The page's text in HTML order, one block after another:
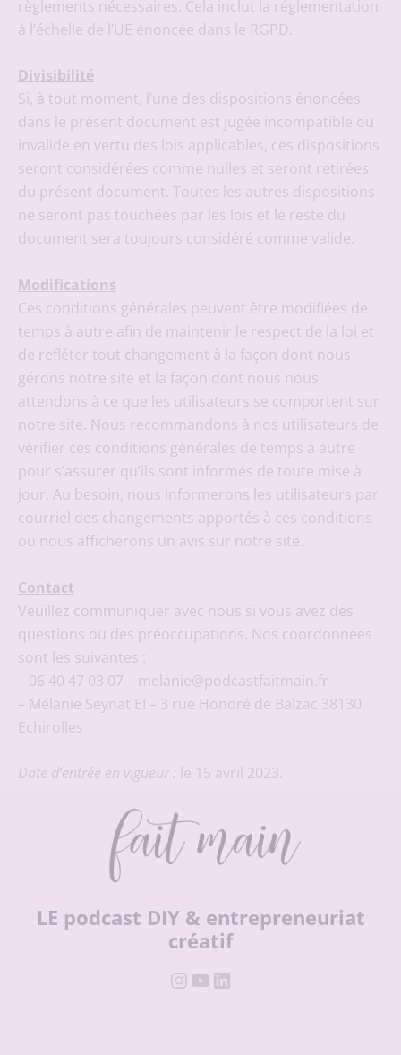
règlements nécessaires. Cela inclut la réglementation
à l’échelle de l’UE énoncée dans le RGPD.
Divisibilité
Si, à tout moment, l’une des dispositions énoncées
dans le présent document est jugée incompatible ou
invalide en vertu des lois applicables, ces dispositions
seront considérées comme nulles et seront retirées
du présent document. Toutes les autres dispositions
ne seront pas touchées par les lois et le reste du
document sera toujours considéré comme valide.
Modifications
Ces conditions générales peuvent être modifiées de
temps à autre afin de maintenir le respect de la loi et
de refléter tout changement à la façon dont nous
gérons notre site et la façon dont nous nous
attendons à ce que les utilisateurs se comportent sur
notre site. Nous recommandons à nos utilisateurs de
vérifier ces conditions générales de temps à autre
pour s’assurer qu’ils sont informés de toute mise à
jour. Au besoin, nous informerons les utilisateurs par
courriel des changements apportés à ces conditions
ou nous afficherons un avis sur notre site.
Contact
Veuillez communiquer avec nous si vous avez des
questions ou des préoccupations. Nos coordonnées
sont les suivantes :
– 06 40 47 03 07 – melanie@podcastfaitmain.fr
– Mélanie Seynat EI – 3 rue Honoré de Balzac 38130
Echirolles
Date d’entrée en vigueur : le 15 avril 2023.
LE podcast DIY & entrepreneuriat
créatif
Instagram
YouTube
LinkedIn